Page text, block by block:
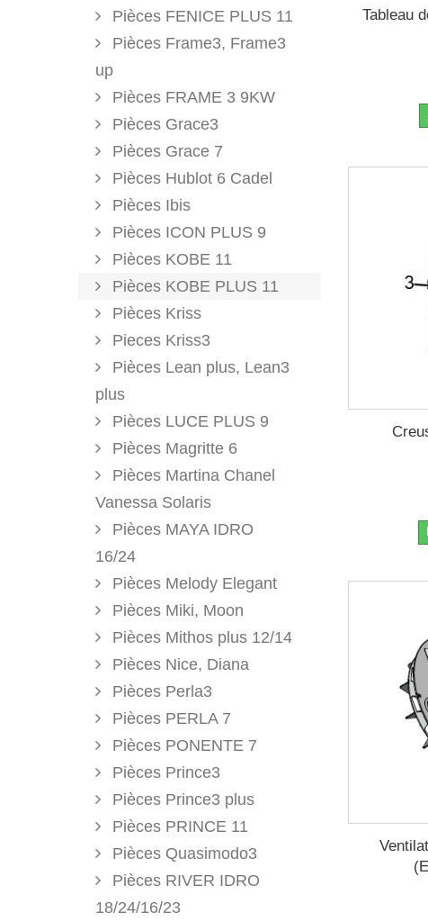
Pièces FENICE PLUS 11
Pièces Frame3, Frame3
up
Pièces FRAME 3 9KW
Pièces Grace3
Pièces Grace 7
Pièces Hublot 6 Cadel
Pièces Ibis
Pièces ICON PLUS 9
Pièces KOBE 11
Pièces KOBE PLUS 11
Pièces Kriss
Pieces Kriss3
Pièces Lean plus, Lean3
plus
Pièces LUCE PLUS 9
Pièces Magritte 6
Pièces Martina Chanel
Vanessa Solaris
Pièces MAYA IDRO
16/24
Pièces Melody Elegant
Pièces Miki, Moon
Pièces Mithos plus 12/14
Pièces Nice, Diana
Pièces Perla3
Pièces PERLA 7
Pièces PONENTE 7
Pièces Prince3
Pièces Prince3 plus
Pièces PRINCE 11
Pièces Quasimodo3
Pièces RIVER IDRO
18/24/16/23
Tableau